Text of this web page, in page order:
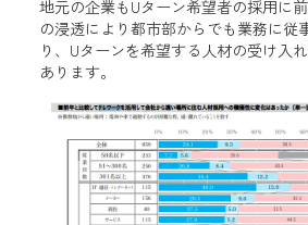
地元の企業もUターン希望者の採用に
の浸透により都市部からでも業務に従
り、Uターンを希望する人材の受け入
あります。